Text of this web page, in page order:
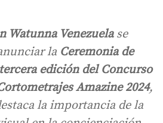
Watunna Venezuelase
la Ceremonia de
edición del Concurso
Amazine 2024,
la importancia de la